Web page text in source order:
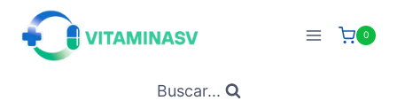
Saltar
contenido
0
Buscar...